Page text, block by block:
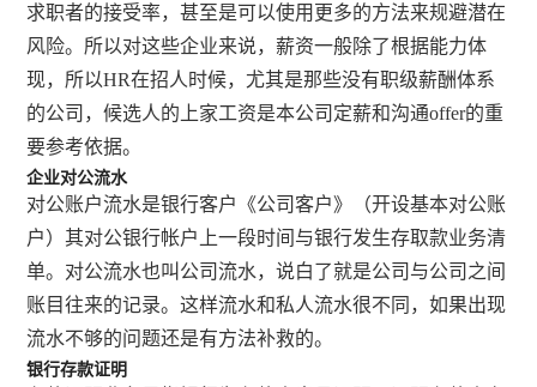
求职者的接受率，甚至是可以使用更多的方法来规避潜在
风险。所以对这些企业来说，薪资一般除了根据能力体
现，所以HR在招人时候，尤其是那些没有职级薪酬体系
的公司，候选人的上家工资是本公司定薪和沟通offer的重
要参考依据。
企业对公流水
对公账户流水是银行客户《公司客户》（开设基本对公账
户）其对公银行帐户上一段时间与银行发生存取款业务清
单。对公流水也叫公司流水，说白了就是公司与公司之间
账目往来的记录。这样流水和私人流水很不同，如果出现
流水不够的问题还是有方法补救的。
银行存款证明